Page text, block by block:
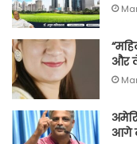
और
आगे